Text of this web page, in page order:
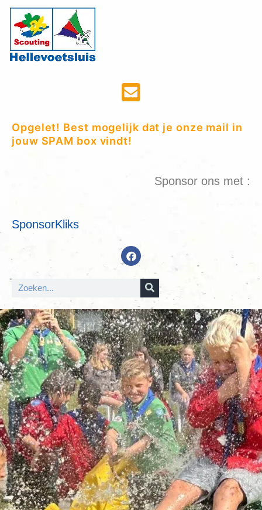
Opgelet! Best mogelijk dat je onze mail in
jouw SPAM box vindt!
Sponsor ons met :
SponsorKliks